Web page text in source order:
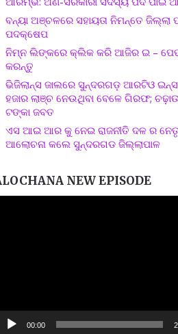
ବନ୍ୟା ଅଞ୍ଚଳରେ ସହାୟତା ନିମନ୍ତେ
ପଦକ୍ଷେପ
ନିମ୍ନ ଲିଙ୍କରେ କ୍ଲିକ କରି ଆଜିର ଇ –
କରନ୍ତୁ
ଭିଜିଲାନ୍ସ ଜାଲରେ ସୁନ୍ଦରଗଡ଼ ଆରଟିଓ
ହଜାର ଲାଞ୍ଚ ନେଉଥିବା ବେଳେ ଗିରଫ;
ଟଙ୍କା ଜବତ
ଏସ ଆଇ ଆର କୁ ନେଇ ରାଜନୀତି ଦଳ ର
ଆଲୋଚନା କଲେ ସୁନ୍ଦରଗଡ ଜିଲ୍ଲାପାଳ
NEW EPISODE
00:00